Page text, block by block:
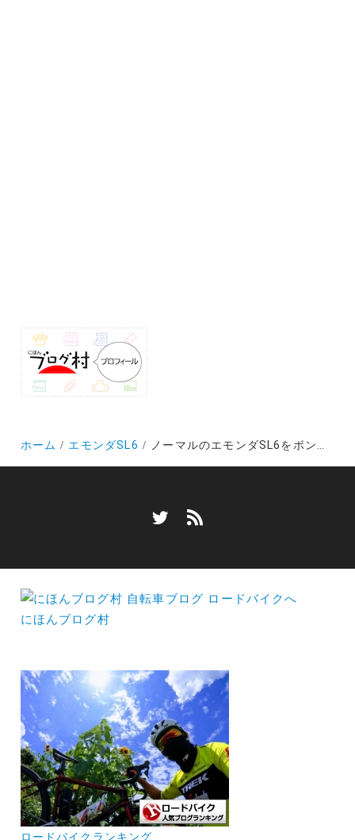
ホーム エモンダSL6 ノーマルのエモンダSL6をボントレガーでカスタマイズしたらもっと「楽に」「速く」なった！
にほんブログ村
ロードバイクランキング